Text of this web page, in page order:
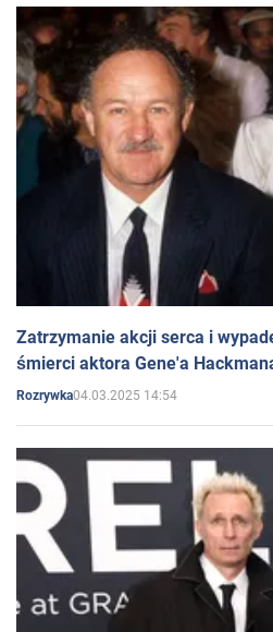
Zatrzymanie akcji serca i
śmierci aktora Gene'a
Rozrywka04.03.2025 14:54